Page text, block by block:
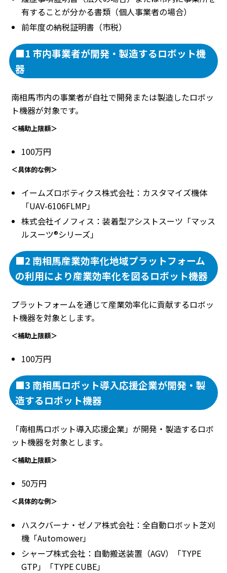
有することが分かる書類（個人事業者の場合）
前年度の納税証明書（市税）
■1 市内事業者が開発・製造するロボット機
器
南相馬市内の事業者が自社で開発または製造したロボッ
ト機器が対象です。
＜補助上限額＞
100万円
＜具体的な例＞
イームズロボティクス株式会社：カスタマイズ機体
「UAV-6106FLMP」
株式会社イノフィス：装着型アシストスーツ「マッス
ルスーツ®シリーズ」
■2 南相馬産業効率化地域プラットフォーム
の利用により産業効率化を図るロボット機器
プラットフォームを通じて産業効率化に貢献するロボッ
ト機器を対象とします。
＜補助上限額＞
100万円
■3 南相馬ロボット導入応援企業が開発・製
造するロボット機器
「南相馬ロボット導入応援企業」が開発・製造するロボ
ット機器を対象とします。
＜補助上限額＞
50万円
＜具体的な例＞
ハスクバーナ・ゼノア株式会社：全自動ロボット芝刈
機「Automower」
シャープ株式会社：自動搬送装置（AGV）「TYPE
GTP」「TYPE CUBE」